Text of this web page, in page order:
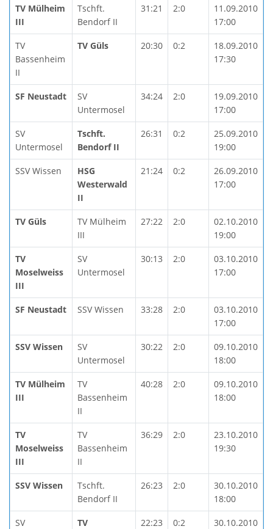
TV Mülheim
III
Tschft.
Bendorf II
31:21 2:0
11.09.2010
17:00
TV
Bassenheim
II
TV Güls 20:30 0:2
18.09.2010
17:30
SF Neustadt
SV
Untermosel
34:24 2:0
19.09.2010
17:00
SV
Untermosel
Tschft.
Bendorf II
26:31 0:2
25.09.2010
19:00
SSV Wissen
HSG
Westerwald
II
21:24 0:2
26.09.2010
17:00
TV Güls
TV Mülheim
III
27:22 2:0
02.10.2010
19:00
TV
Moselweiss
III
SV
Untermosel
30:13 2:0
03.10.2010
17:00
SF Neustadt SSV Wissen 33:28 2:0
03.10.2010
17:00
SSV Wissen
SV
Untermosel
30:22 2:0
09.10.2010
18:00
TV Mülheim
III
TV
Bassenheim
II
40:28 2:0
09.10.2010
18:00
TV
Moselweiss
III
TV
Bassenheim
II
36:29 2:0
23.10.2010
19:30
SSV Wissen
Tschft.
Bendorf II
26:23 2:0
30.10.2010
18:00
SV
TV
22:23 0:2
30.10.2010